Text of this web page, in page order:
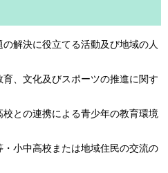
解決に役立てる活動及び地域の人
、文化及びスポーツの推進に関す
との連携による青少年の教育環境
小中高校または地域住民の交流の